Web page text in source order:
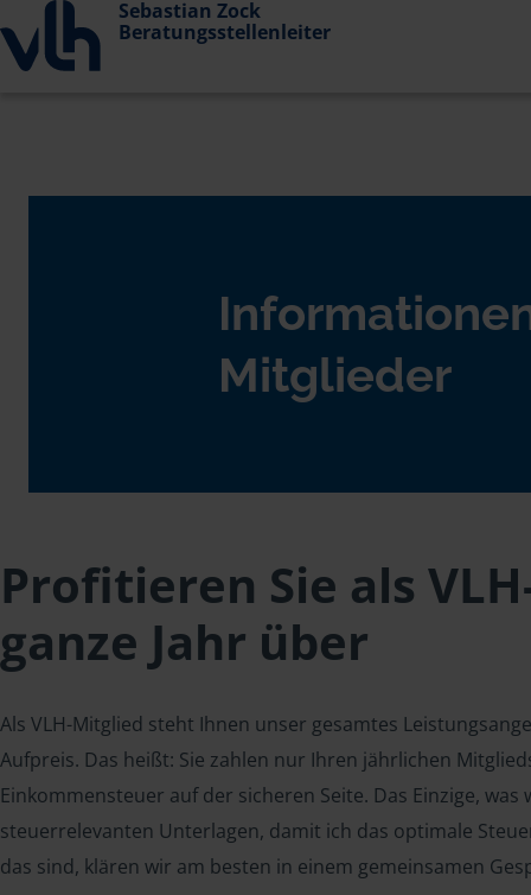
Sebastian Zock
Beratungsstellenleiter
Mitglieder
Profitieren Sie als
ganze Jahr über
Als VLH-Mitglied steht Ihnen unser gesamtes
Aufpreis. Das heißt: Sie zahlen nur Ihren jährlichen
Einkommensteuer auf der sicheren Seite. Das Einzige,
steuerrelevanten Unterlagen, damit ich das optimale
das sind, klären wir am besten in einem gemeinsamen